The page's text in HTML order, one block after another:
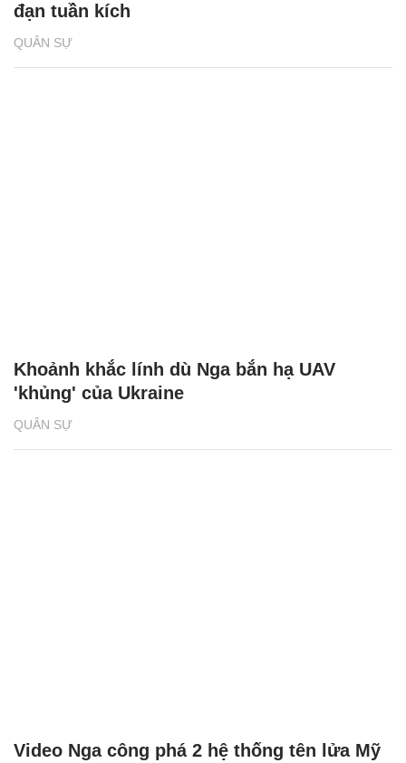
QUÂN SỰ
đạn tuần kích
QUÂN SỰ
Khoảnh khắc lính dù Nga bắn hạ UAV
'khủng' của Ukraine
Video Nga công phá 2 hệ thống tên lửa Mỹ